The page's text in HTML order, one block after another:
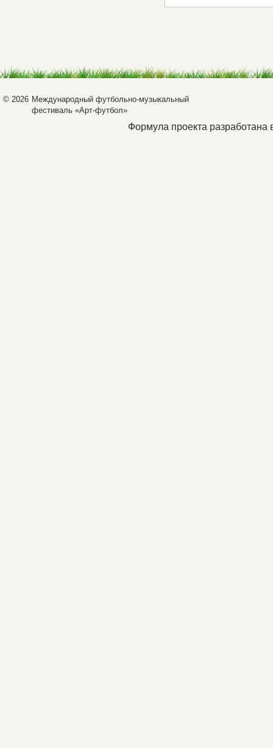
© 2026 Международный футбольно-музыкальный
фестиваль «Арт-футбол»
Формула проекта разработана